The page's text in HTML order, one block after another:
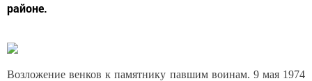
районе.
Возложение венков к памятнику павшим воинам. 9 мая 1974